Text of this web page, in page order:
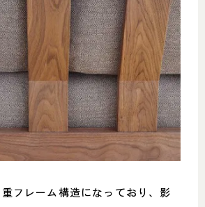
フレーム構造になっており、影